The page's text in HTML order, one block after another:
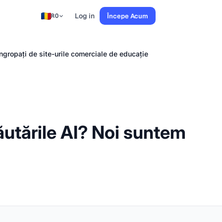
RO Log in Începe Acum
de site-urile comerciale de educație
AI? Noi suntem